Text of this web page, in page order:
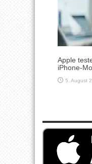
Apple
iPhone-
5. August